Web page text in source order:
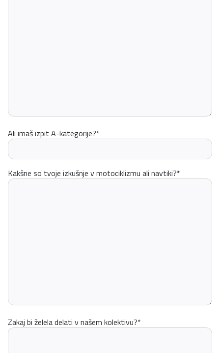
Ali imaš izpit A-kategorije?*
Kakšne so tvoje izkušnje v motociklizmu ali navtiki?*
Zakaj bi želela delati v našem kolektivu?*